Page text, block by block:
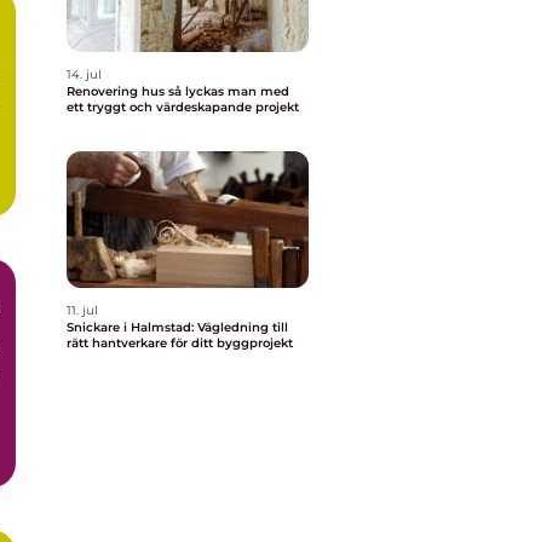
14. jul
Renovering hus så lyckas man med
ett tryggt och värdeskapande projekt
11. jul
Snickare i Halmstad: Vägledning till
rätt hantverkare för ditt byggprojekt